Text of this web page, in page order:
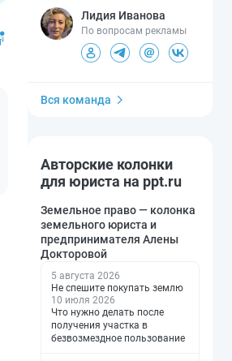
Лидия Иванова
По вопросам рекламы
Вся команда
Авторские колонки
для юриста на ppt.ru
Земельное право — колонка
земельного юриста и
предпринимателя Алены
Докторовой
5 августа 2026
Не спешите покупать землю
10 июля 2026
Что нужно делать после
получения участка в
безвозмездное пользование